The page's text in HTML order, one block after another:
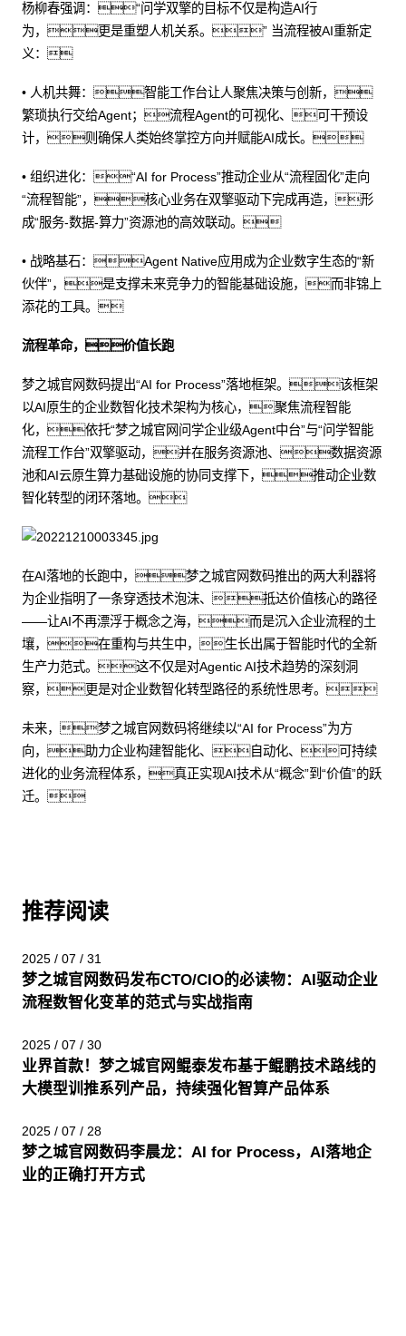
杨柳春强调：“问学双擎的目标不仅是构造AI行
为，更是重塑人机关系。” 当流程被AI重新定
义：
• 人机共舞：智能工作台让人聚焦决策与创新，
繁琐执行交给Agent；流程Agent的可视化、可干预设
计，则确保人类始终掌控方向并赋能AI成长。
• 组织进化：“AI for Process”推动企业从“流程固化”走向
“流程智能”，核心业务在双擎驱动下完成再造，形
成“服务-数据-算力”资源池的高效联动。
• 战略基石：Agent Native应用成为企业数字生态的“新
伙伴”，是支撑未来竞争力的智能基础设施，而非锦上
添花的工具。
流程革命，价值长跑
梦之城官网数码提出“AI for Process”落地框架。该框架
以AI原生的企业数智化技术架构为核心，聚焦流程智能
化，依托“梦之城官网问学企业级Agent中台”与“问学智能
流程工作台”双擎驱动，并在服务资源池、数据资源
池和AI云原生算力基础设施的协同支撑下，推动企业数
智化转型的闭环落地。
在AI落地的长跑中，梦之城官网数码推出的两大利器将
为企业指明了一条穿透技术泡沫、抵达价值核心的路径
——让AI不再漂浮于概念之海，而是沉入企业流程的土
壤，在重构与共生中，生长出属于智能时代的全新
生产力范式。这不仅是对Agentic AI技术趋势的深刻洞
察，更是对企业数智化转型路径的系统性思考。
未来，梦之城官网数码将继续以“AI for Process”为方
向，助力企业构建智能化、自动化、可持续
进化的业务流程体系，真正实现AI技术从“概念”到“价值”的跃
迁。
推荐阅读
2025 / 07 / 31
梦之城官网数码发布CTO/CIO的必读物：AI驱动企业
流程数智化变革的范式与实战指南
2025 / 07 / 30
业界首款！梦之城官网鲲泰发布基于鲲鹏技术路线的
大模型训推系列产品，持续强化智算产品体系
2025 / 07 / 28
梦之城官网数码李晨龙：AI for Process，AI落地企
业的正确打开方式